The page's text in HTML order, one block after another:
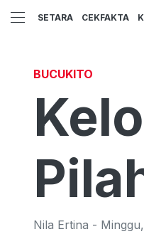
SETARA CEKFAKTA
BUCUKITO
Nila Ertina - Minggu,